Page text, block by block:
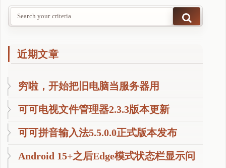
电
理
"
近期文章
穷啦，开始把旧电脑当服务器用
可可电视文件管理器2.3.3版本更新
可可拼音输入法5.5.0.0正式版本发布
Android 15+之后Edge模式状态栏显示问